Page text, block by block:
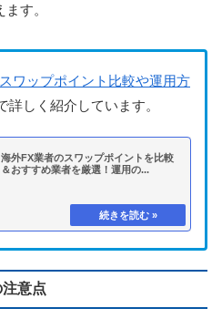
す。
ワップポイント比較や運用方
詳しく紹介しています。
海外FX業者のスワップポイントを比較
＆おすすめ業者を厳選！運用の...
意点